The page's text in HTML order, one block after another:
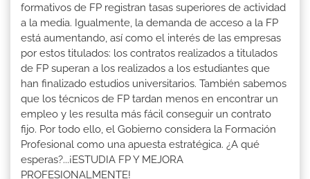
formativos de FP registran tasas superiores de actividad
a la media. Igualmente, la demanda de acceso a la FP
está aumentando, así como el interés de las empresas
por estos titulados: los contratos realizados a titulados
de FP superan a los realizados a los estudiantes que
han finalizado estudios universitarios. También sabemos
que los técnicos de FP tardan menos en encontrar un
empleo y les resulta más fácil conseguir un contrato
fijo. Por todo ello, el Gobierno considera la Formación
Profesional como una apuesta estratégica. ¿A qué
esperas?...¡ESTUDIA FP Y MEJORA
PROFESIONALMENTE!